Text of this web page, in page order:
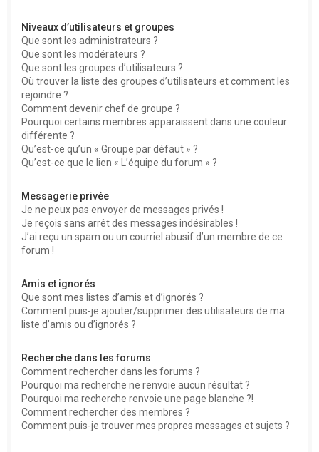
Niveaux d’utilisateurs et groupes
Que sont les administrateurs ?
Que sont les modérateurs ?
Que sont les groupes d’utilisateurs ?
Où trouver la liste des groupes d’utilisateurs et comment les
rejoindre ?
Comment devenir chef de groupe ?
Pourquoi certains membres apparaissent dans une couleur
différente ?
Qu’est-ce qu’un « Groupe par défaut » ?
Qu’est-ce que le lien « L’équipe du forum » ?
Messagerie privée
Je ne peux pas envoyer de messages privés !
Je reçois sans arrêt des messages indésirables !
J’ai reçu un spam ou un courriel abusif d’un membre de ce
forum !
Amis et ignorés
Que sont mes listes d’amis et d’ignorés ?
Comment puis-je ajouter/supprimer des utilisateurs de ma
liste d’amis ou d’ignorés ?
Recherche dans les forums
Comment rechercher dans les forums ?
Pourquoi ma recherche ne renvoie aucun résultat ?
Pourquoi ma recherche renvoie une page blanche ?!
Comment rechercher des membres ?
Comment puis-je trouver mes propres messages et sujets ?